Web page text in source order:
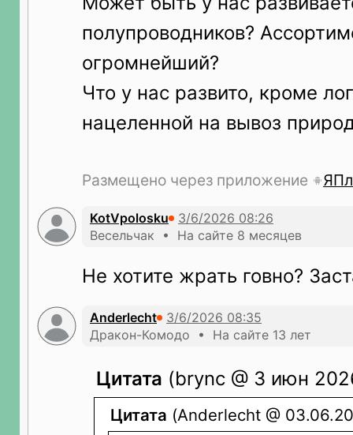
полупроводников?
огромнейший?
Что у нас развито, кроме
нацеленной на вывоз
Размещено через приложение
KotVpolosku
Весельчак • На сайте 8 месяцев
Не хотите жрать говно?
Anderlecht
Дракон-Комодо • На сайте 13 лет
Цитата (brync @ 3 июн
Цитата (Anderlecht @